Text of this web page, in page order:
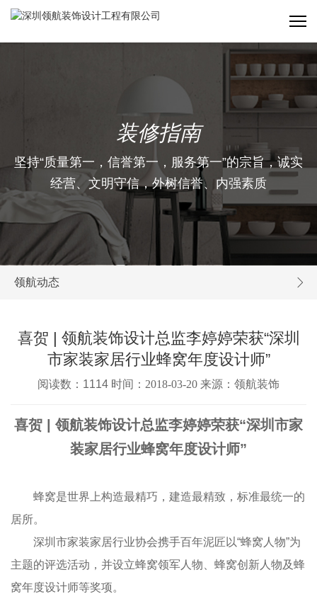
装修指南
坚持“质量第一，信誉第一，服务第一”的宗旨，诚实
经营、文明守信，外树信誉、内强素质
领航动态
喜贺 | 领航装饰设计总监李婷婷荣获“深圳
市家装家居行业蜂窝年度设计师”
阅读数：1114 时间： 2018-03-20 来源：领航装饰
喜贺 | 领航装饰设计总监李婷婷荣获“深圳市家
装家居行业蜂窝年度设计师”
蜂窝是世界上构造最精巧，建造最精致，标准最统一的
居所。
深圳市家装家居行业协会携手百年泥匠以“蜂窝人物”为
主题的评选活动，并设立蜂窝领军人物、蜂窝创新人物及蜂
窝年度设计师等奖项。